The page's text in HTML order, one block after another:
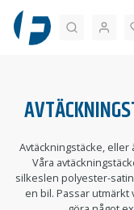
Sök
Avtäckningstäcke, eller
Våra
silkeslen polyester-
en bil. Passar